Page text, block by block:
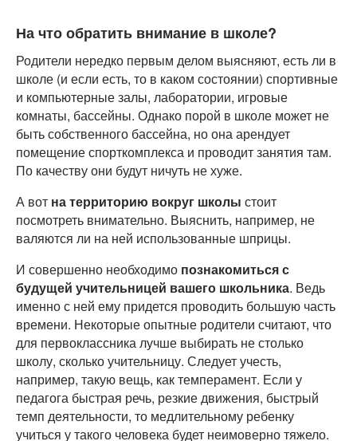
На что обратить внимание в школе?
Родители нередко первым делом выясняют, есть ли в
школе (и если есть, то в каком состоянии) спортивные
и компьютерные залы, лаборатории, игровые
комнаты, бассейны. Однако порой в школе может не
быть собственного бассейна, но она арендует
помещение спорткомплекса и проводит занятия там.
По качеству они будут ничуть не хуже.
А вот на территорию вокруг школы стоит
посмотреть внимательно. Выяснить, например, не
валяются ли на ней использованные шприцы.
И совершенно необходимо познакомиться с
будущей учительницей вашего школьника. Ведь
именно с ней ему придется проводить большую часть
времени. Некоторые опытные родители считают, что
для первоклассника лучше выбирать не столько
школу, сколько учительницу. Следует учесть,
например, такую вещь, как темперамент. Если у
педагога быстрая речь, резкие движения, быстрый
темп деятельности, то медлительному ребенку
учиться у такого человека будет неимоверно тяжело.